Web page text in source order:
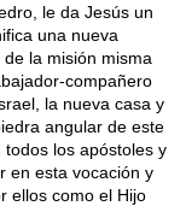
le da Jesús un
una nueva
la misión misma
compañero
la nueva casa y
angular de este
todos los apóstoles y
en esta vocación y
ellos como el Hijo